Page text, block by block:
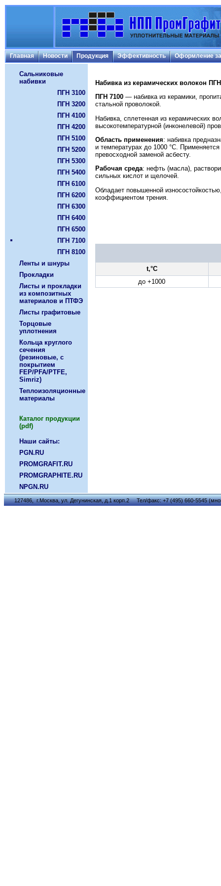
Главная Новости Продукция Эффективность Оформление
Сальниковые
набивки
ПГН 3100
ПГН 3200
ПГН 4100
ПГН 4200
ПГН 5100
ПГН 5200
ПГН 5300
ПГН 5400
ПГН 6100
ПГН 6200
ПГН 6300
ПГН 6400
ПГН 6500
ПГН 7100
ПГН 8100
Ленты и шнуры
Прокладки
Листы и прокладки
из композитных
материалов и ПТФЭ
Листы графитовые
Торцовые
уплотнения
Кольца круглого
сечения
(резиновые, с
покрытием
FEP/PFA/PTFE,
Simriz)
Теплоизоляционные
материалы
Каталог продукции
(pdf)
Наши сайты:
PGN.RU
PROMGRAFIT.RU
PROMGRAPHITE.RU
NPGN.RU
Набивка из керамических волокон
ПГН 7100 — набивка из керамики,
стальной проволокой.
Набивка, сплетенная из керамических
высокотемпературной (инконелевой)
Область применения: набивка
и температурах до 1000 °С.
превосходной заменой асбесту.
Рабочая среда: нефть (масла),
сильных кислот и щелочей.
Обладает повышенной
коэффициентом трения.
t,°С
до +1000
127486, г.Москва, ул. Дегунинская, д.1 корп.2 Тел/факс: +7 (495) 660-5545